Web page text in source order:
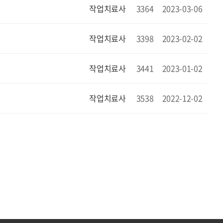
작업치료사 3364 2023-03-06
작업치료사 3398 2023-02-02
작업치료사 3441 2023-01-02
작업치료사 3538 2022-12-02